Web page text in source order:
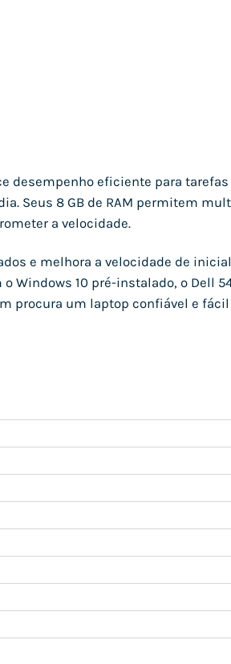
desempenho eficiente para
Seus 8 GB de RAM permitem
a velocidade.
e melhora a velocidade de
Windows 10 pré-instalado, o Dell
procura um laptop confiável e fácil